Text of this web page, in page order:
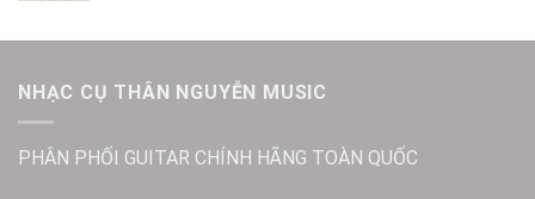
NHẠC CỤ THÂN NGUYỄN MUSIC
PHÂN PHỐI GUITAR CHÍNH HÃNG TOÀN QUỐC